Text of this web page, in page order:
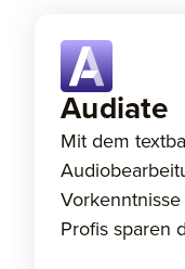
Audiate
Mit dem
Profis sparen